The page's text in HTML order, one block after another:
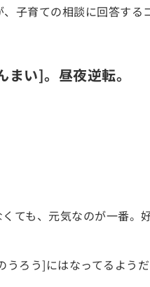
子育ての相談に回答する
い]。昼夜逆転。
ても、元気なのが一番。
ろう]にはなってるようだ